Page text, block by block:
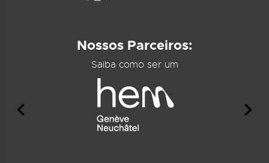
Nossos Parceiros:
Saiba como ser um